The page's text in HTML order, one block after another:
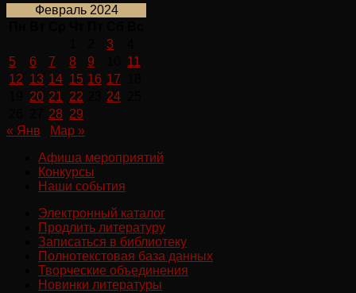
Февраль 2024
3
5
6 7 8 9
11
12 13 14 15 16 17
20 21 22 24
28 29
« Янв
Мар »
Афиша мероприятий
Конкурсы
Наши события
Электронный каталог
Продлить литературу
Записаться в библиотеку
Полнотекстовая база данных
Творческие объединения
Новинки литературы